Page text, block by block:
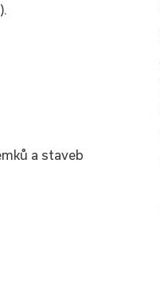
a staveb